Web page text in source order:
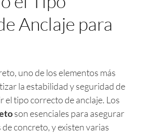
Anclaje para
uno de los elementos más
la estabilidad y seguridad de
el tipo correcto de anclaje. Los
son esenciales para asegurar
concreto, y existen varias